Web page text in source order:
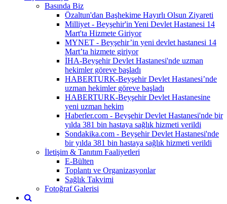
Basında Biz
Özaltun'dan Başhekime Hayırlı Olsun Ziyareti
Milliyet - Beyşehir'in Yeni Devlet Hastanesi 14
Mart'ta Hizmete Giriyor
MYNET - Beyşehir’in yeni devlet hastanesi 14
Mart’ta hizmete giriyor
İHA-Beyşehir Devlet Hastanesi'nde uzman
hekimler göreve başladı
HABERTURK-Beyşehir Devlet Hastanesi’nde
uzman hekimler göreve başladı
HABERTURK-Beyşehir Devlet Hastanesine
yeni uzman hekim
Haberler.com - Beyşehir Devlet Hastanesi'nde bir
yılda 381 bin hastaya sağlık hizmeti verildi
Sondakika.com - Beyşehir Devlet Hastanesi'nde
bir yılda 381 bin hastaya sağlık hizmeti verildi
İletişim & Tanıtım Faaliyetleri
E-Bülten
Toplantı ve Organizasyonlar
Sağlık Takvimi
Fotoğraf Galerisi